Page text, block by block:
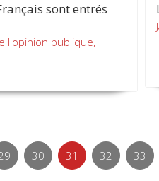
sont entrés
l'opinion publique,
30 31 32 33